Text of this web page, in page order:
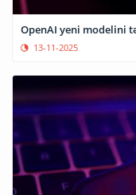
OpenAI yeni modelini
13-11-2025